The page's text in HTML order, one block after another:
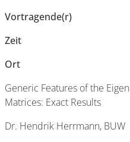
Vortragende(r)
Zeit
Ort
Generic Features of the
Matrices: Exact Results
Dr. Hendrik Herrmann, BUW